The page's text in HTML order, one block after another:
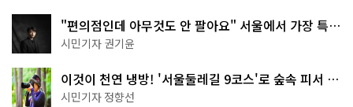
"편의점인데 아무것도 안 팔아요" 서울에서 가장 특별
한 편의점의 정체
시민기자 권기윤
이것이 천연 냉방! '서울둘레길 9코스'로 숲속 피서 떠
나볼까
시민기자 정향선